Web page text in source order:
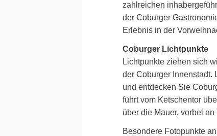
zahlreichen
der Coburger
Erlebnis in der
Coburger Lichtpunkte
Lichtpunkte ziehen sich
der Coburger Innenstadt.
und entdecken Sie
führt vom Ketschentor
über die Mauer, vorbei
Besondere Fotopunkte